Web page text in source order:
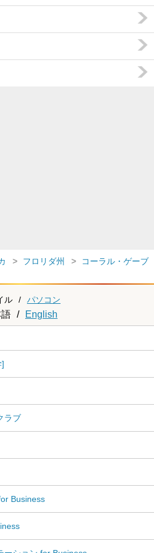
フロリダ州
コーラル・ゲーブ
ル / パソコン
語 / English
ラブ
Business